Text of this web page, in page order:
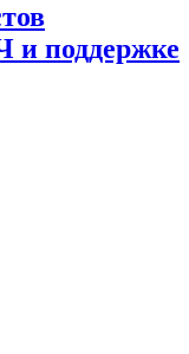
и поддержке